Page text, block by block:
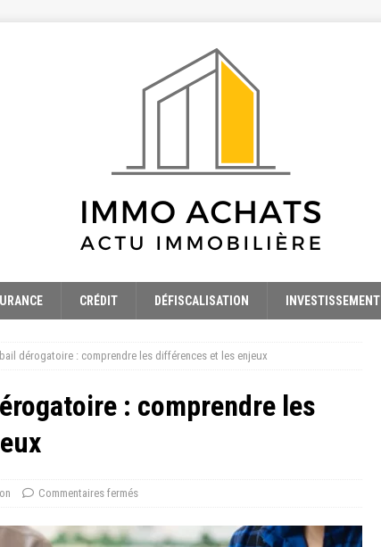
CRÉDIT DÉFISCALISATION INVESTISSEMENT
dérogatoire : comprendre les différences et les enjeux
: comprendre les
Commentaires fermés